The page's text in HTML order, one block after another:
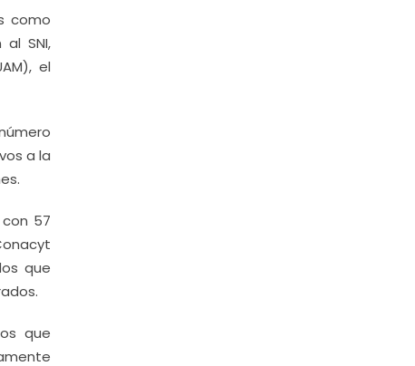
como
SNI,
el
a la
57
que
que